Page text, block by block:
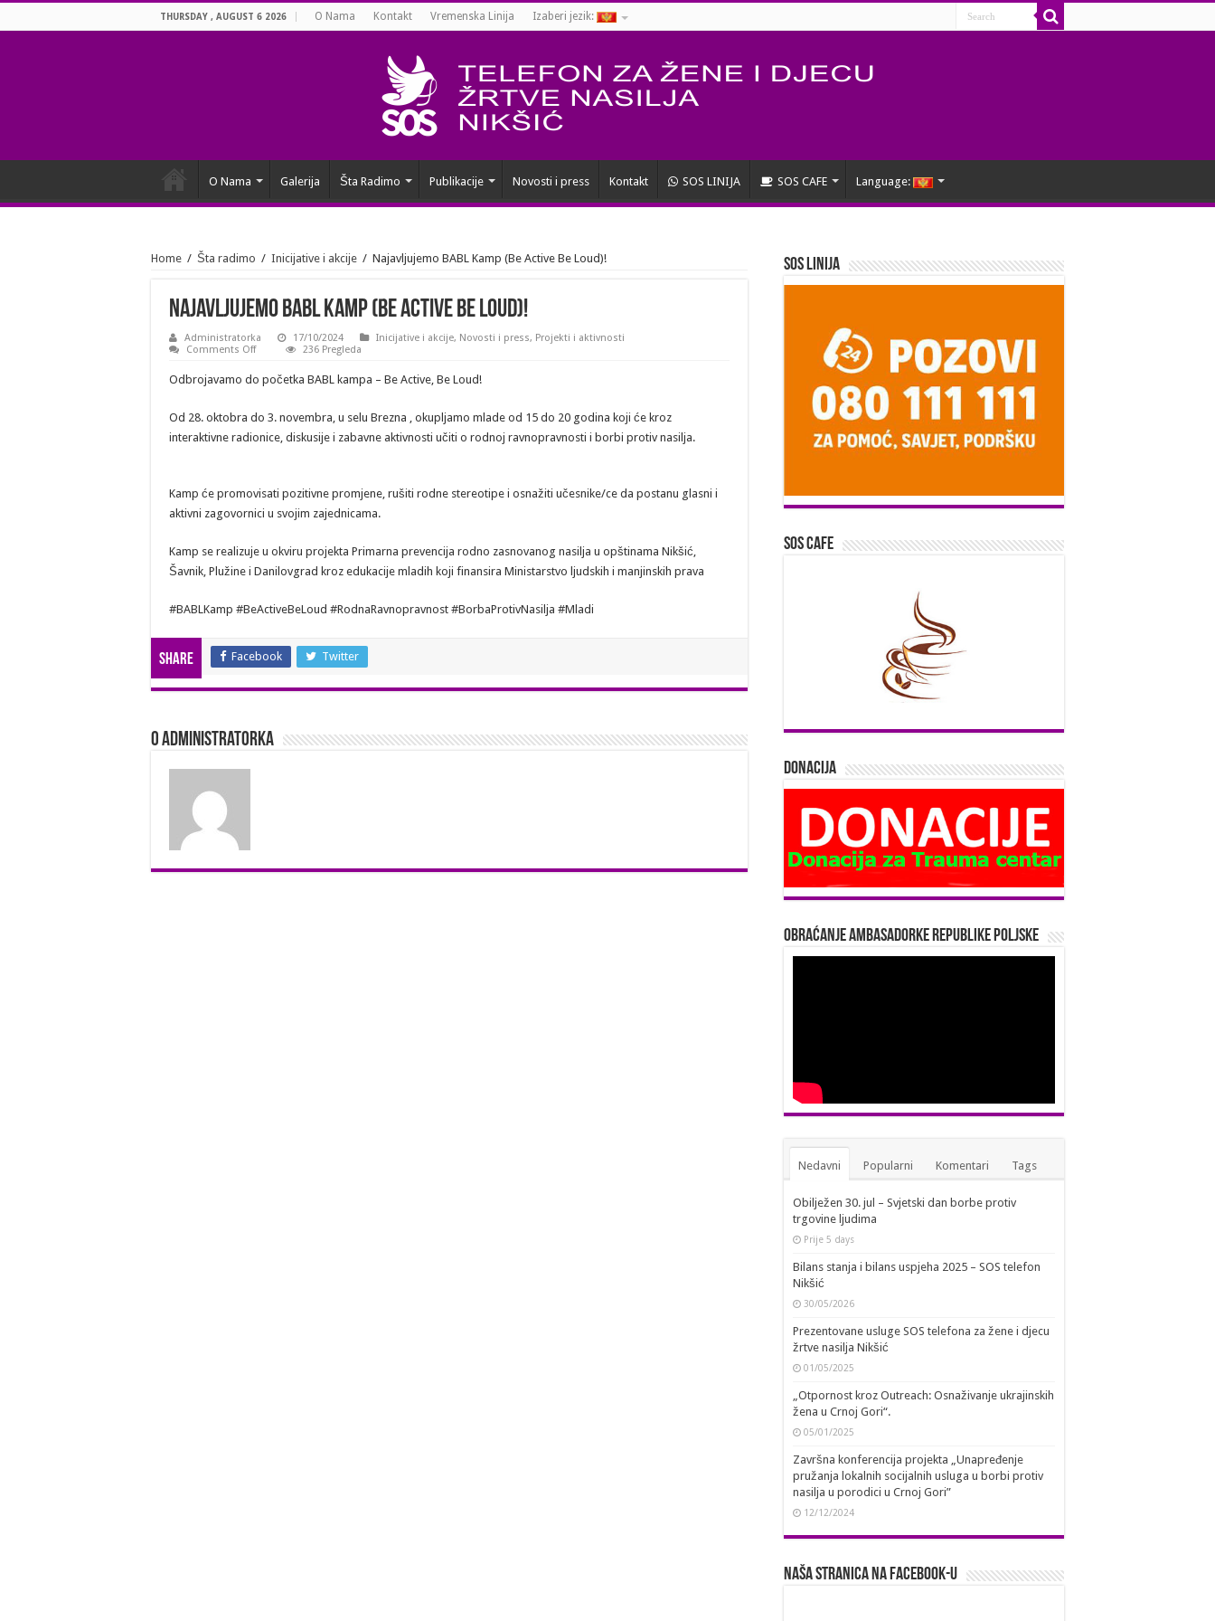
THURSDAY , AUGUST 6 2026 O Nama Kontakt Vremenska Linija Izaberi jezik:
O Nama Galerija Šta Radimo Publikacije Novosti i press Kontakt SOS LINIJA SOS CAFE Language:
Home / Šta radimo / Inicijative i akcije / Najavljujemo BABL Kamp (Be Active Be Loud)!
Najavljujemo BABL Kamp (Be Active Be Loud)!
Administratorka 17/10/2024 Inicijative i akcije, Novosti i press, Projekti i aktivnosti
Comments Offon
BABL
Kamp
Be
Loud)!
236 Pregleda
Odbrojavamo do početka BABL kampa – Be Active, Be Loud!
Od 28. oktobra do 3. novembra, u selu Brezna , okupljamo mlade od 15 do 20 godina koji će kroz
interaktivne radionice, diskusije i zabavne aktivnosti učiti o rodnoj ravnopravnosti i borbi protiv nasilja.
Kamp će promovisati pozitivne promjene, rušiti rodne stereotipe i osnažiti učesnike/ce da postanu glasni i
aktivni zagovornici u svojim zajednicama.
Kamp se realizuje u okviru projekta Primarna prevencija rodno zasnovanog nasilja u opštinama Nikšić,
Šavnik, Plužine i Danilovgrad kroz edukacije mladih koji finansira Ministarstvo ljudskih i manjinskih prava
#BABLKamp #BeActiveBeLoud #RodnaRavnopravnost #BorbaProtivNasilja #Mladi
Share Facebook Twitter
O Administratorka
SOS Linija
SOS Cafe
Donacija
Obraćanje Ambasadorke Republike Poljske
Nedavni Popularni Komentari Tags
Obilježen 30. jul – Svjetski dan borbe protiv
trgovine ljudima
Prije 5 days
Bilans stanja i bilans uspjeha 2025 – SOS telefon
Nikšić
30/05/2026
Prezentovane usluge SOS telefona za žene i djecu
žrtve nasilja Nikšić
01/05/2025
„Otpornost kroz Outreach: Osnaživanje ukrajinskih
žena u Crnoj Gori“.
05/01/2025
Završna konferencija projekta „Unapređenje
pružanja lokalnih socijalnih usluga u borbi protiv
nasilja u porodici u Crnoj Gori”
12/12/2024
Naša stranica na Facebook-u